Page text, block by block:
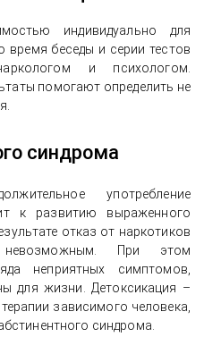
индивидуально для
время беседы и серии тестов
и психологом.
помогают определить не
синдрома
употребление
к развитию выраженного
отказ от наркотиков
невозможным. При этом
неприятных симптомов,
для жизни. Детоксикация –
зависимого человека,
синдрома.